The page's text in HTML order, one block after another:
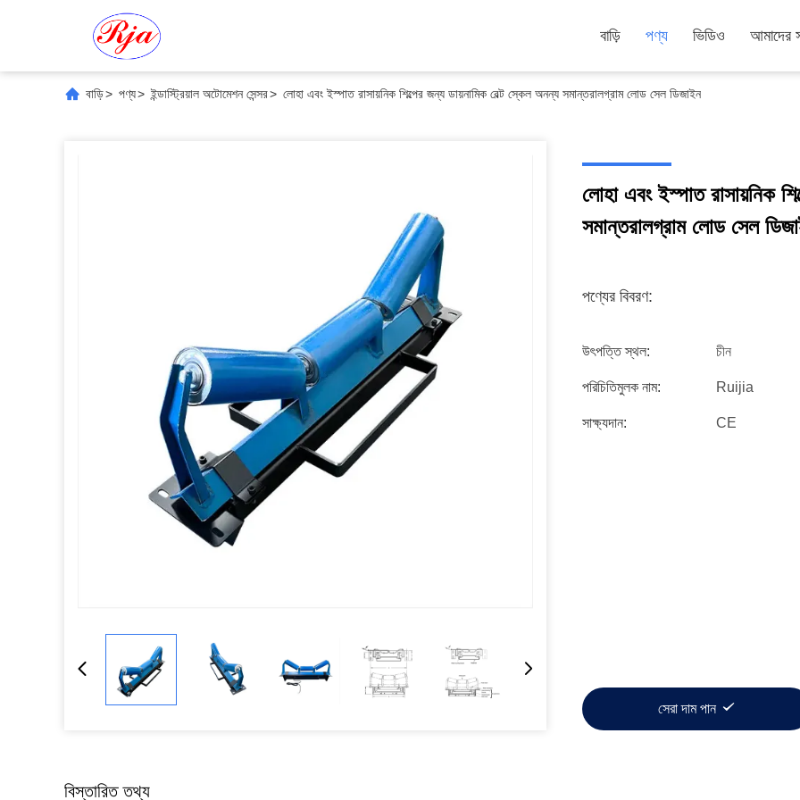
বাড়ি পণ্য ভিডিও আমাদের
বাড়ি> পণ্য> ইন্ডাস্ট্রিয়াল অটোমেশন সেন্সর> লোহা এবং ইস্পাত রাসায়নিক শিল্পের জন্য ডায়নামিক বেল্ট স্কেল অনন্য সমান্তরালগ্রাম লোড সেল ডিজাইন
লোহা এবং ইস্পাত রাসায়নিক
সমান্তরালগ্রাম লোড সেল
পণ্যের বিবরণ:
উৎপত্তি স্থল: চীন
পরিচিতিমুলক নাম: Ruijia
সাক্ষ্যদান: CE
সেরা দাম পান
বিস্তারিত তথ্য